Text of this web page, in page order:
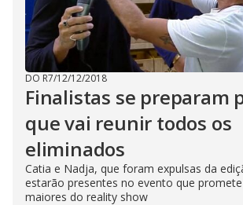
DO R7/12/12/2018
Finalistas se preparam
que vai reunir todos os
eliminados
Catia e Nadja, que foram expulsas da
estarão presentes no evento que
maiores do reality show